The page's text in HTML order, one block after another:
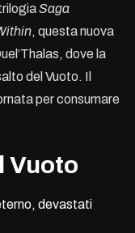
Saga
, questa nuova
dove la
del Vuoto. Il
per consumare
Vuoto
devastati